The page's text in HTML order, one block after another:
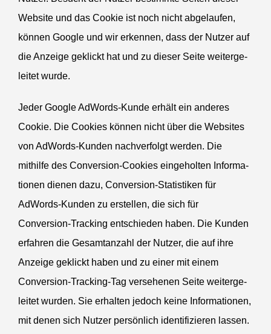
Website und das Cookie ist noch nicht abgelaufen,
können Google und wir erkennen, dass der Nutzer auf
die Anzeige geklickt hat und zu dieser Seite weiter­ge­
leitet wurde.
Jeder Google AdWords-Kunde erhält ein anderes
Cookie. Die Cookies können nicht über die Websites
von AdWords-Kunden nachver­folgt werden. Die
mithilfe des Conversion-Cookies einge­holten Infor­ma­
tionen dienen dazu, Conversion-Statis­tiken für
AdWords-Kunden zu erstellen, die sich für
Conversion-Tracking entschieden haben. Die Kunden
erfahren die Gesamt­anzahl der Nutzer, die auf ihre
Anzeige geklickt haben und zu einer mit einem
Conversion-Tracking-Tag verse­henen Seite weiter­ge­
leitet wurden. Sie erhalten jedoch keine Infor­ma­tionen,
mit denen sich Nutzer persönlich identi­fi­zieren lassen.